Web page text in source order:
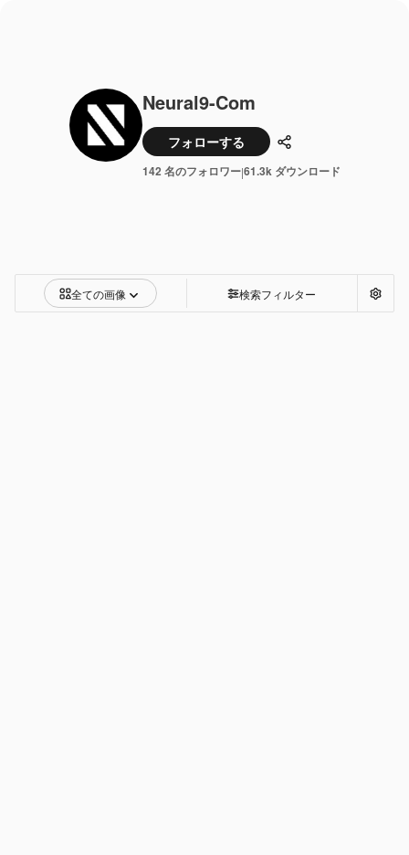
Neural9-Com
フォローする 共有
142 名のフォロワー|61.3k ダウンロード
全ての画像 検索フィルター